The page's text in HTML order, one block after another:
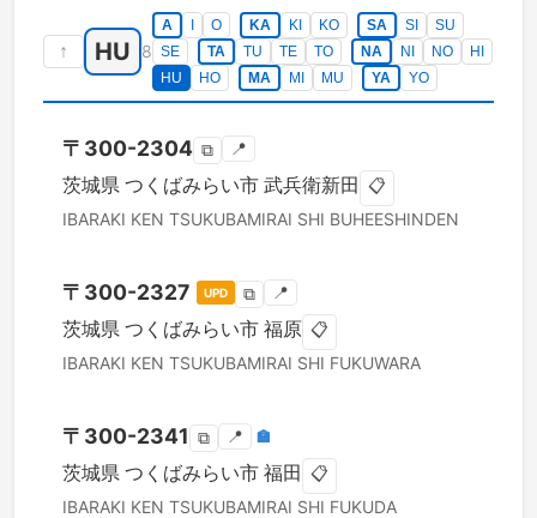
↑ HU 8
A O KA KI KO SA SI
SU
SE
TA TU TE TO NA NI NO
HI
HU
HO MA MI MU YA YO
〒 300-2304 ⧉ 📍
茨城県 つくばみらい市 武兵衛新田 📋
IBARAKI KEN TSUKUBAMIRAI SHI BUHEESHINDEN
〒 300-2327 UPD ⧉ 📍
茨城県 つくばみらい市 福原 📋
IBARAKI KEN TSUKUBAMIRAI SHI FUKUWARA
〒 300-2341 ⧉ 📍 🏣
茨城県 つくばみらい市 福田 📋
IBARAKI KEN TSUKUBAMIRAI SHI FUKUDA